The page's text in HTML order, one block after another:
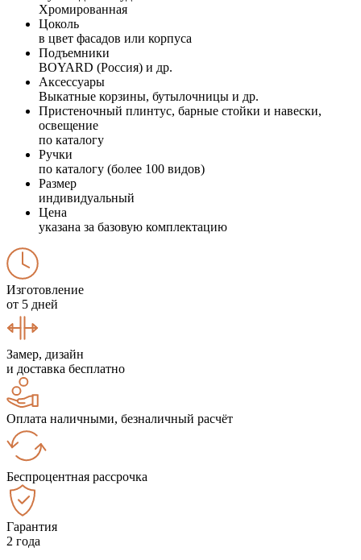
Хромированная
Цоколь
в цвет фасадов или корпуса
Подъемники
BOYARD (Россия) и др.
Аксессуары
Выкатные корзины, бутылочницы и др.
Пристеночный плинтус, барные стойки и навески,
освещение
по каталогу
Ручки
по каталогу (более 100 видов)
Размер
индивидуальный
Цена
указана за базовую комплектацию
Изготовление
от 5 дней
Замер, дизайн
и доставка бесплатно
Оплата наличными, безналичный расчёт
Беспроцентная рассрочка
Гарантия
2 года